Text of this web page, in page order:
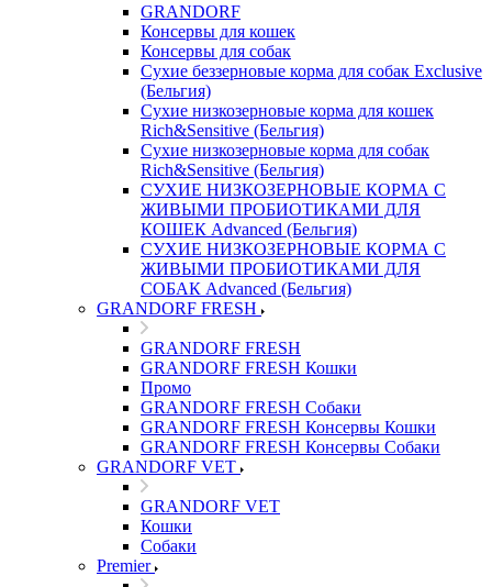
GRANDORF
Консервы для кошек
Консервы для собак
Сухие беззерновые корма для собак Exclusive
(Бельгия)
Сухие низкозерновые корма для кошек
Rich&Sensitive (Бельгия)
Сухие низкозерновые корма для собак
Rich&Sensitive (Бельгия)
СУХИЕ НИЗКОЗЕРНОВЫЕ КОРМА С
ЖИВЫМИ ПРОБИОТИКАМИ ДЛЯ
КОШЕК Advanced (Бельгия)
СУХИЕ НИЗКОЗЕРНОВЫЕ КОРМА С
ЖИВЫМИ ПРОБИОТИКАМИ ДЛЯ
СОБАК Advanced (Бельгия)
GRANDORF FRESH
GRANDORF FRESH
GRANDORF FRESH Кошки
Промо
GRANDORF FRESH Собаки
GRANDORF FRESH Консервы Кошки
GRANDORF FRESH Консервы Собаки
GRANDORF VET
GRANDORF VET
Кошки
Собаки
Premier